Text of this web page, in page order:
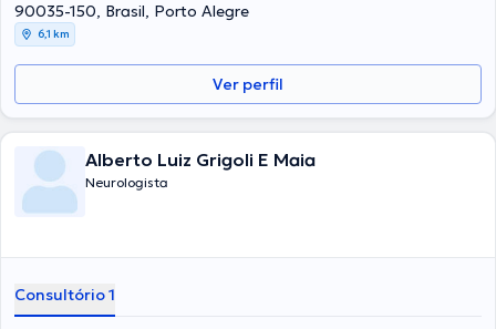
90035-150, Brasil, Porto Alegre
6,1 km
Ver perfil
Alberto Luiz Grigoli E Maia
Neurologista
Consultório 1